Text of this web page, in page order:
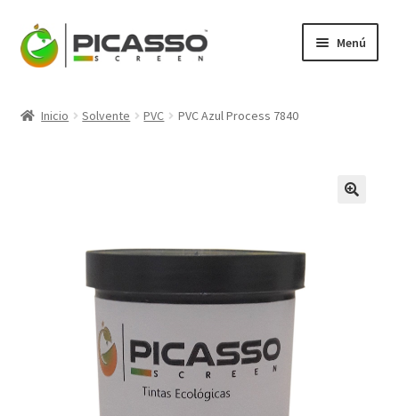
Ir
a
Ir
al
Menú
hijo
Inicio Solvente PVC PVC Azul Process 7840